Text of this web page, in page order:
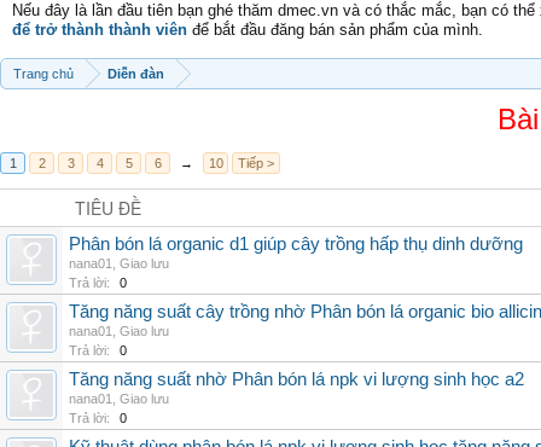
Nếu đây là lần đầu tiên bạn ghé thăm dmec.vn và có thắc mắc, bạn có
để trở thành thành viên để bắt đầu đăng bán sản phẩm của mình.
Trang chủ Diễn đàn
1 2 3 4 5 6 → 10 Tiếp >
TIÊU ĐỀ
Phân bón lá organic d1 giúp cây trồng hấp thụ dinh dưỡng
nana01
Giao lưu
Trả lời:
0
Tăng năng suất cây trồng nhờ Phân bón lá organic bio allicin
nana01
Giao lưu
Trả lời:
0
Tăng năng suất nhờ Phân bón lá npk vi lượng sinh học a2
nana01
Giao lưu
Trả lời:
0